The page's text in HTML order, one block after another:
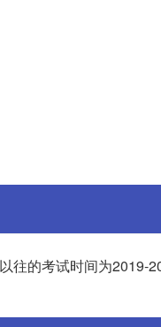
往的考试时间为